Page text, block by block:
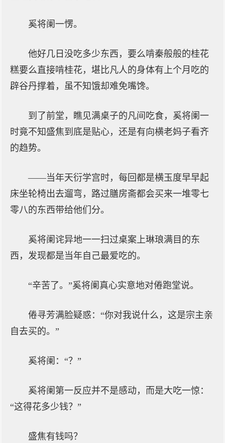
奚将阑一愣。
他好几日没吃多少东西，要么啃秦般般的桂花
糕要么直接啃桂花，堪比凡人的身体有上个月吃的
辟谷丹撑着，虽不知饿却难免嘴馋。
到了前堂，瞧见满桌子的凡间吃食，奚将阑一
时竟不知盛焦到底是贴心，还是有向横老妈子看齐
的趋势。
——当年天衍学宫时，每回都是横玉度早早起
床坐轮椅出去遛弯，路过膳房斋都会买来一堆零七
零八的东西带给他们分。
奚将阑诧异地一一扫过桌案上琳琅满目的东
西，发现都是当年自己最爱吃的。
“辛苦了。”奚将阑真心实意地对倦跑堂说。
倦寻芳满脸疑惑：“你对我说什么，这是宗主亲
自去买的。”
奚将阑：“？”
奚将阑第一反应并不是感动，而是大吃一惊：
“这得花多少钱？”
盛焦有钱吗？